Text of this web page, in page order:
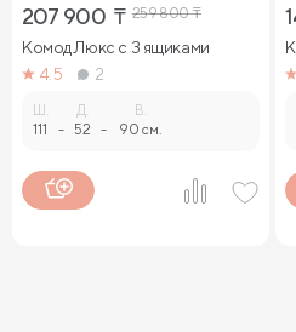
207 900 ₸ 259 800₸
Комод Люкс с 3 ящиками
4.5
2
111 -
Д.
52 -
В.
90 см.